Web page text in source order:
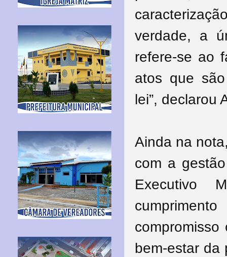
verdade, a
refere-se ao
atos que
lei”, declarou
Ainda na
com a
Executivo
bem-estar da